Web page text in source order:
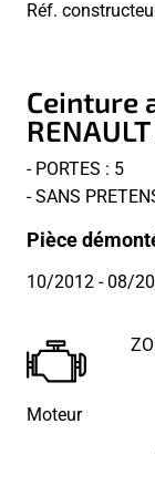
Réf.
Ceinture
RENAULT
- PORTES : 5
- SANS
Pièce
10/2012- 08/
Moteur